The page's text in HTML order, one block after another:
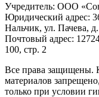
Учредитель: ООО
Юридический адрес:
Нальчик, ул. Пачева,
Почтовый адрес:
100, стр. 2
Все права защищены.
материалов
только при условии